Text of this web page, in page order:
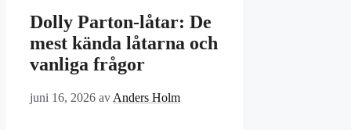
Dolly Parton-låtar: De
mest kända låtarna och
vanliga frågor
juni 16, 2026 av Anders Holm